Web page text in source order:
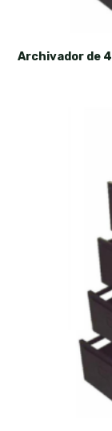
Archivador de